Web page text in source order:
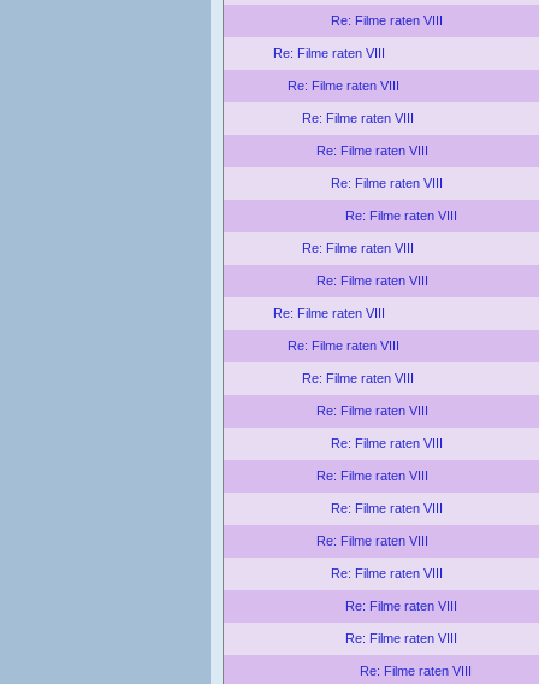
Re: Filme raten VIII
Re: Filme raten VIII
Re: Filme raten VIII
Re: Filme raten VIII
Re: Filme raten VIII
Re: Filme raten VIII
Re: Filme raten VIII
Re: Filme raten VIII
Re: Filme raten VIII
Re: Filme raten VIII
Re: Filme raten VIII
Re: Filme raten VIII
Re: Filme raten VIII
Re: Filme raten VIII
Re: Filme raten VIII
Re: Filme raten VIII
Re: Filme raten VIII
Re: Filme raten VIII
Re: Filme raten VIII
Re: Filme raten VIII
Re: Filme raten VIII